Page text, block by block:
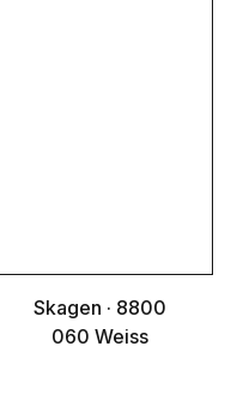
Skagen · 8800
060 Weiss